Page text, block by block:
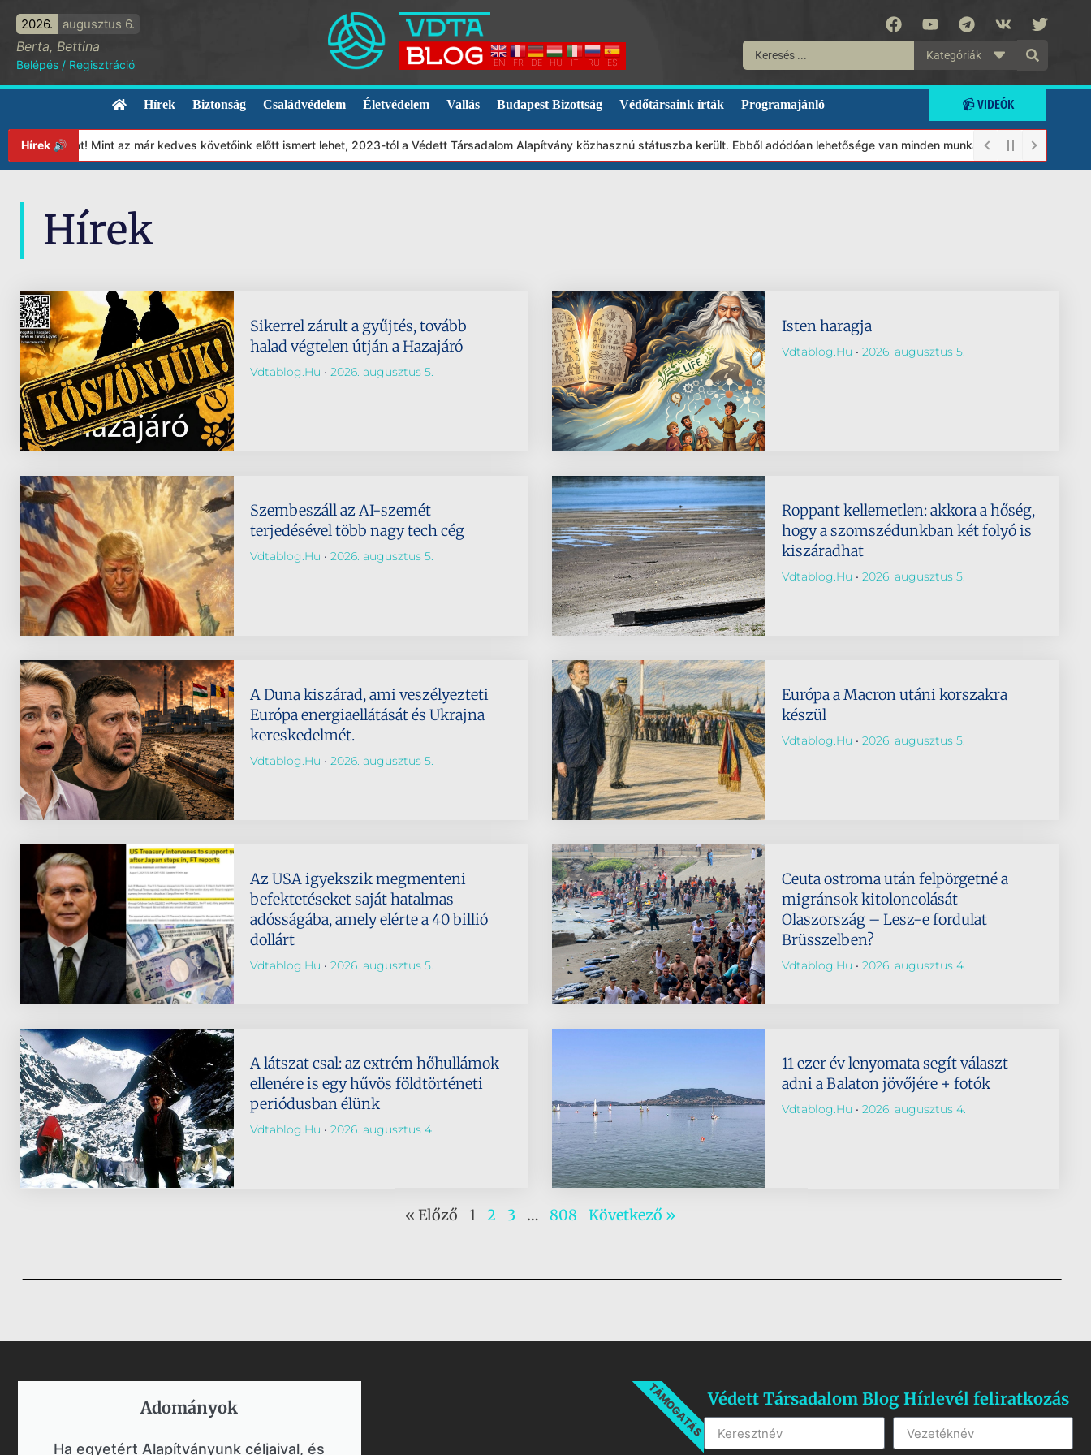
2026. augusztus 6.
Berta, Bettina
Belépés / Regisztráció EN FR DE HU IT RU ES
Kategóriák
Hírek Biztonság Családvédelem Életvédelem Vallás Budapest Bizottság Védőtársaink írták Programajánló 📹 VIDEÓK
Hírek 🔊Mint az már kedves követőink előtt ismert lehet, 2023-tól a Védett Társadalom Alapítvány közhasznú státuszba került. Ebből adódóan lehetősége van minden munkánkat segíteni
Hírek
Sikerrel zárult a gyűjtés, tovább
halad végtelen útján a Hazajáró
Vdtablog.hu 2026. augusztus 5.
Isten haragja
Vdtablog.hu 2026. augusztus 5.
Szembeszáll az AI-szemét
terjedésével több nagy tech cég
Vdtablog.hu 2026. augusztus 5.
Roppant kellemetlen: akkora a hőség,
hogy a szomszédunkban két folyó is
kiszáradhat
Vdtablog.hu 2026. augusztus 5.
A Duna kiszárad, ami veszélyezteti
Európa energiaellátását és Ukrajna
kereskedelmét.
Vdtablog.hu 2026. augusztus 5.
Európa a Macron utáni korszakra
készül
Vdtablog.hu 2026. augusztus 5.
Az USA igyekszik megmenteni
befektetéseket saját hatalmas
adósságába, amely elérte a 40 billió
dollárt
Vdtablog.hu 2026. augusztus 5.
Ceuta ostroma után felpörgetné a
migránsok kitoloncolását
Olaszország – Lesz-e fordulat
Brüsszelben?
Vdtablog.hu 2026. augusztus 4.
A látszat csal: az extrém hőhullámok
ellenére is egy hűvös földtörténeti
periódusban élünk
Vdtablog.hu 2026. augusztus 4.
11 ezer év lenyomata segít választ
adni a Balaton jövőjére + fotók
Vdtablog.hu 2026. augusztus 4.
« Előző 1 2 3 … 808 Következő »
Adományok​
Ha egyetért Alapítványunk céljaival, és
TÁMOGATÁSVédett Társadalom Blog Hírlevél feliratkozás